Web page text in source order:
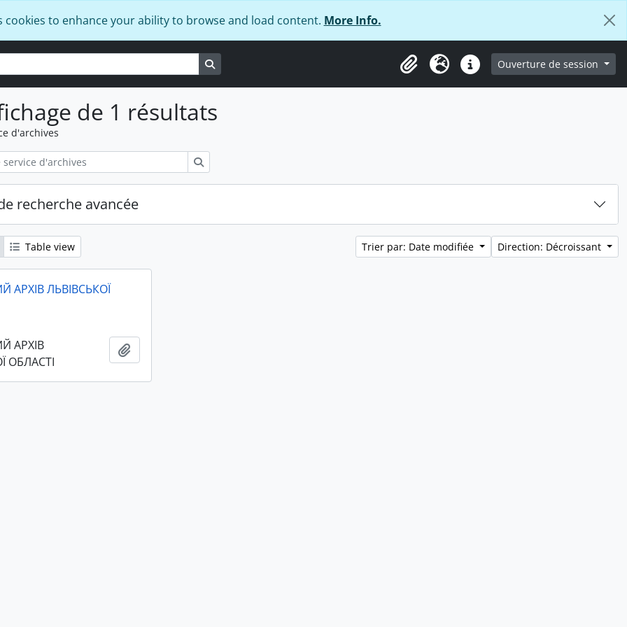
cookies to enhance your ability to browse and load content. More Info.
Presse-papier
LangueLiens rapidesOuverture de session
de 1 résultats
d'archives
recherche avancée
Table view Trier par: Date modifiée Direction: Décroissant
АРХІВ ЛЬВІВСЬКОЇ
АРХІВ
ОБЛАСТІ